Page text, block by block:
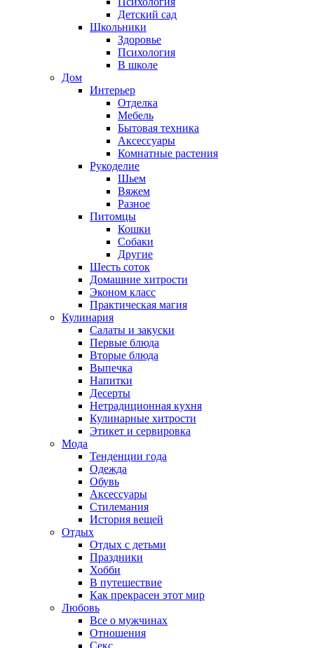
Детский сад
Школьники
Здоровье
Психология
В школе
Дом
Интерьер
Отделка
Мебель
Бытовая техника
Аксессуары
Комнатные растения
Рукоделие
Шьем
Вяжем
Разное
Питомцы
Кошки
Собаки
Другие
Шесть соток
Домашние хитрости
Эконом класс
Практическая магия
Кулинария
Салаты и закуски
Первые блюда
Вторые блюда
Выпечка
Напитки
Десерты
Нетрадиционная кухня
Кулинарные хитрости
Этикет и сервировка
Мода
Тенденции года
Одежда
Обувь
Аксессуары
Стилемания
История вещей
Отдых
Отдых с детьми
Праздники
Хобби
В путешествие
Как прекрасен этот мир
Любовь
Все о мужчинах
Отношения
Секс